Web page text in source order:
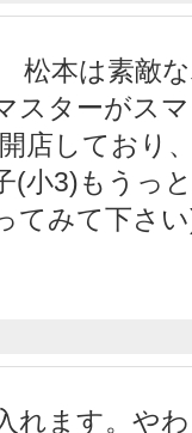
松本は素敵
スターがス
店しており
(小3)もうっ
てみて下さ
れます。や